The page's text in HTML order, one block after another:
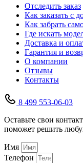
Отследить заказ
Как заказать с
Как забрать
Где искать
Доставка и
Гарантия и
О компании
Отзывы
Контакты
8 499 553-06-03
Оставьте свои
поможет решить
Имя
Телефон